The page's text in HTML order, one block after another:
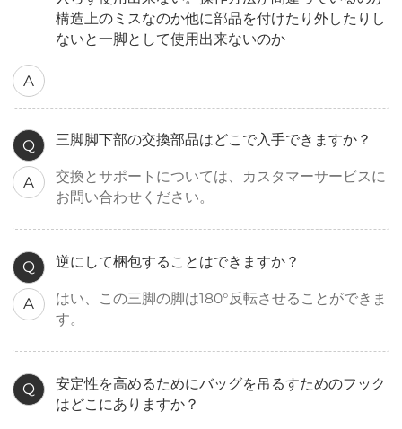
構造上のミスなのか他に部品を付けたり外したりし
ないと一脚として使用出来ないのか
A
Q 三脚脚下部の交換部品はどこで入手できますか？
A
交換とサポートについては、カスタマーサービスに
お問い合わせください。
Q 逆にして梱包することはできますか？
A
はい、この三脚の脚は180°反転させることができま
す。
Q
安定性を高めるためにバッグを吊るすためのフック
はどこにありますか？